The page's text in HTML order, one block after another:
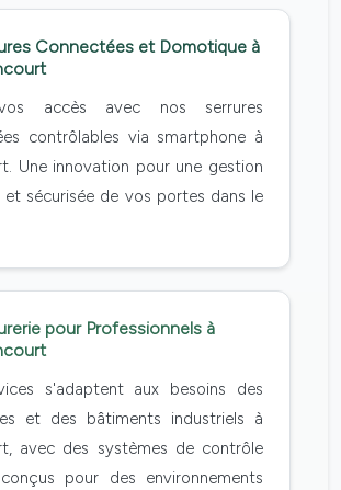
Connectées et Domotique à
accès avec nos serrures
contrôlables via smartphone à
Une innovation pour une gestion
et sécurisée de vos portes dans le
pour Professionnels à
s'adaptent aux besoins des
et des bâtiments industriels à
avec des systèmes de contrôle
pour des environnements